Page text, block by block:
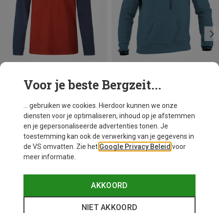
Je bespaart 18% Je bespaart 22%
Voor je beste Bergzeit...
... gebruiken we cookies. Hierdoor kunnen we onze
diensten voor je optimaliseren, inhoud op je afstemmen
en je gepersonaliseerde advertenties tonen. Je
toestemming kan ook de verwerking van je gegevens in
de VS omvatten. Zie het Google Privacy Beleid voor
meer informatie.
AKKOORD
NIET AKKOORD